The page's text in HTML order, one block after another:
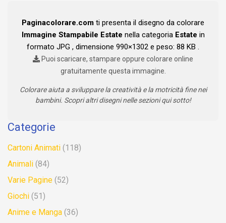
Paginacolorare.com ti presenta il disegno da colorare
Immagine Stampabile Estate nella categoria Estate in
formato JPG , dimensione 990×1302 e peso: 88 KB .
Puoi scaricare, stampare oppure colorare online
gratuitamente questa immagine.
Colorare aiuta a sviluppare la creatività e la motricità fine nei
bambini. Scopri altri disegni nelle sezioni qui sotto!
Categorie
Cartoni Animati (118)
Animali (84)
Varie Pagine (52)
Giochi (51)
Anime e Manga (36)